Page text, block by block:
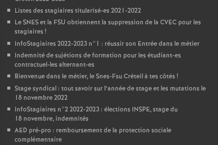
Listes des stagiaires titularisé-es 2021-2022
LeSNESet la FSU obtiennent la suppression de la CVEC pour les
stagiaires !
InfoStagiaires 2022-2023 n°1 : réussir son Entrée dans le métier
Indemnité de sujétions de formation pour les étudiant-es
contractuel-les alternant-es
Bienvenue dans le métier, le Snes-Fsu Créteil à tes côtés !
Stage syndical : tout savoir sur l’année de stage et les mutations le
18 novembre 2022
InfoStagiaires n°2 2022-2023 : élections INSPE, stage du
18 novembre, indemnités
AED pré-pro : remboursement de la protection sociale
complémentaire